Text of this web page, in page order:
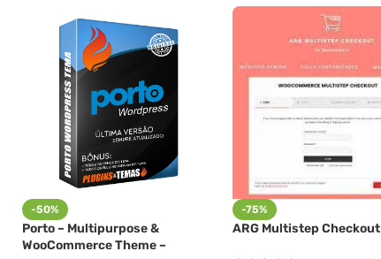
-50%
Porto – Multipurpose &
WooCommerce Theme –
-75%
ARG Multistep Checkout